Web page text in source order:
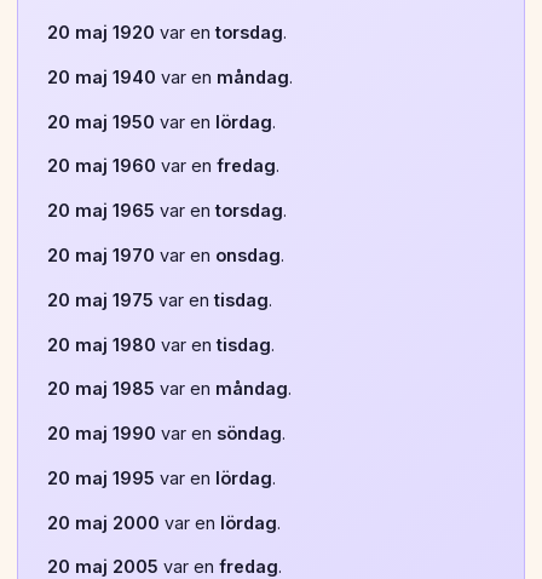
20 maj 1920 var entorsdag.
20 maj 1940 var en måndag.
20 maj 1950 var en lördag.
20 maj 1960 var en fredag.
20 maj 1965 var entorsdag.
20 maj 1970 var en onsdag.
20 maj 1975 var entisdag.
20 maj 1980 var entisdag.
20 maj 1985 var en måndag.
20 maj 1990 var en söndag.
20 maj 1995 var en lördag.
20 maj 2000 var en lördag.
20 maj 2005 var en fredag.